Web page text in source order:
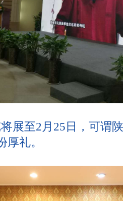
展至2月25日，可谓
厚礼。